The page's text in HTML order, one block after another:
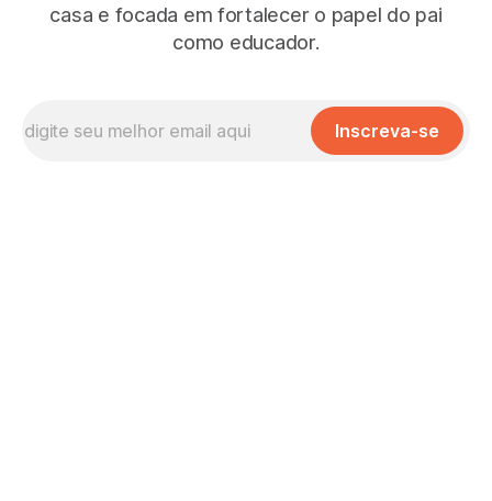
casa e focada em fortalecer o papel do pai
como educador.
Inscreva-se